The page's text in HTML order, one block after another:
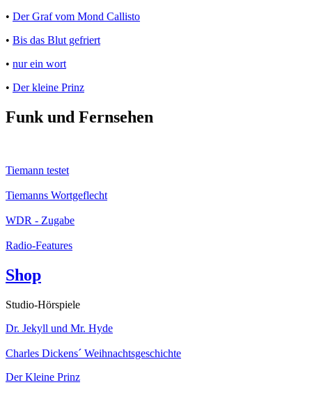
• Der Graf vom Mond Callisto
• Bis das Blut gefriert
• nur ein wort
• Der kleine Prinz
Funk und Fernsehen
Tiemann testet
Tiemanns Wortgeflecht
WDR - Zugabe
Radio-Features
Shop
Studio-Hörspiele
Dr. Jekyll und Mr. Hyde
Charles Dickens´ Weihnachtsgeschichte
Der Kleine Prinz